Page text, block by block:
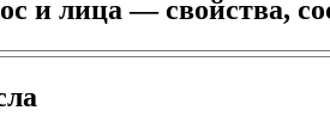
и лица — свойства,